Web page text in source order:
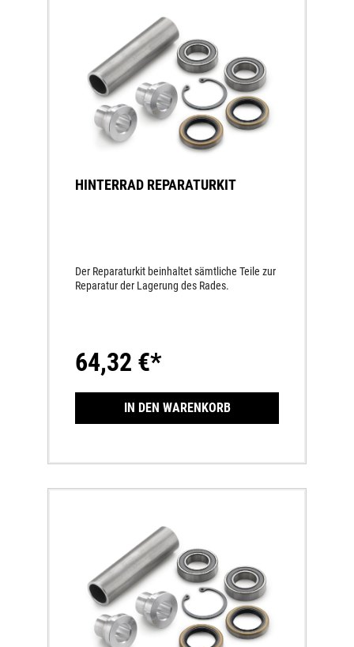
HINTERRAD REPARATURKIT
Der Reparaturkit beinhaltet sämtliche Teile zur
Reparatur der Lagerung des Rades.
64,32 €*
IN DEN WARENKORB